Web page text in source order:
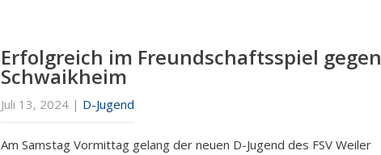
Erfolgreich im Freundschaftsspiel gegen
Schwaikheim
Juli 13, 2024| D-Jugend
Am Samstag Vormittag gelang der neuen D-Jugend des FSV Weiler